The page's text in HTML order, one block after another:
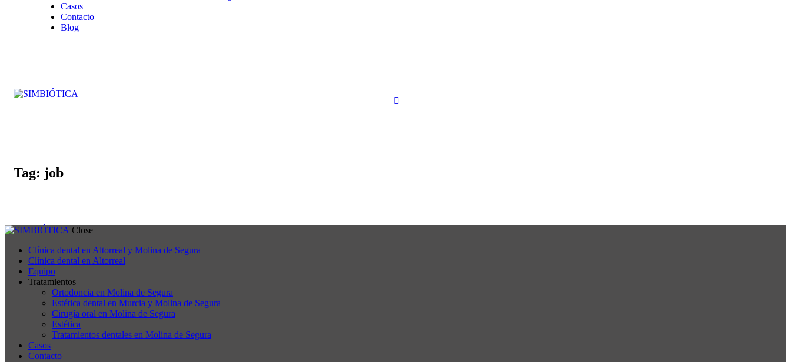
Casos
Contacto
Blog
Tag: job
Close
Clínica dental en Altorreal y Molina de Segura
Clínica dental en Altorreal
Equipo
Tratamientos
Ortodoncia en Molina de Segura
Estética dental en Murcia y Molina de Segura
Cirugía oral en Molina de Segura
Estética
Tratamientos dentales en Molina de Segura
Casos
Contacto